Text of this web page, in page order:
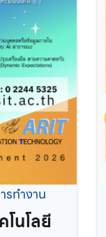
ทำงาน
นโลยี